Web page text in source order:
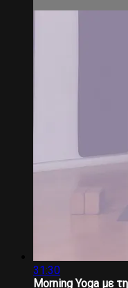
31:30
Morning Yoga με